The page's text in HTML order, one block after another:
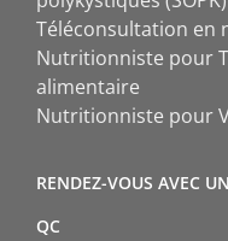
Téléconsultation en
Nutritionniste pour
alimentaire
Nutritionniste pour
RENDEZ-VOUS AVEC
QC